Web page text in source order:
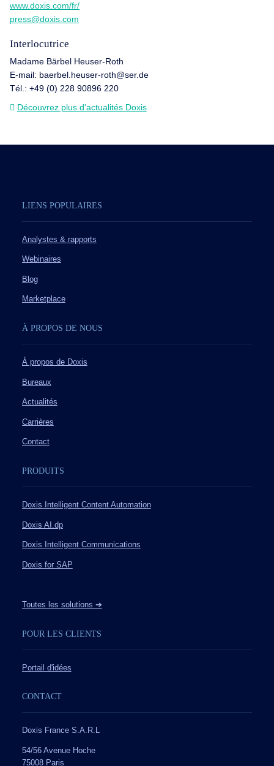
www.doxis.com/fr/
press@doxis.com
Interlocutrice
Madame Bärbel Heuser-Roth
E-mail: baerbel.heuser-roth@ser.de
Tél.: +49 (0) 228 90896 220
Découvrez plus d'actualités Doxis
LIENS POPULAIRES
Analystes & rapports
Webinaires
Blog
Marketplace
À PROPOS DE NOUS
À propos de Doxis
Bureaux
Actualités
Carrières
Contact
PRODUITS
Doxis Intelligent Content Automation
Doxis AI.dp
Doxis Intelligent Communications
Doxis for SAP
Toutes les solutions ➔
POUR LES CLIENTS
Portail d'idées
CONTACT
Doxis France S.A.R.L
54/56 Avenue Hoche
75008 Paris